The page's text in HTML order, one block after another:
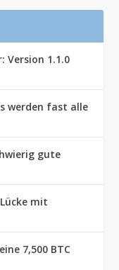
Version 1.1.0
werden fast alle
gute
mit
7,500 BTC